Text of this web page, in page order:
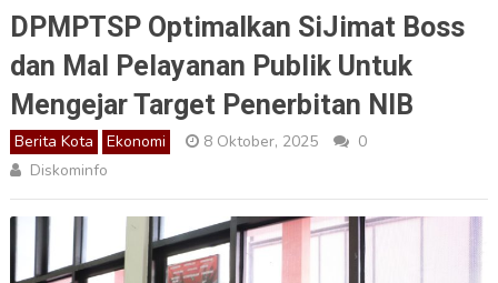
DPMPTSP Optimalkan SiJimat Boss
dan Mal Pelayanan Publik Untuk
Mengejar Target Penerbitan NIB
Berita Kota Ekonomi 8 Oktober, 2025
0
Diskominfo